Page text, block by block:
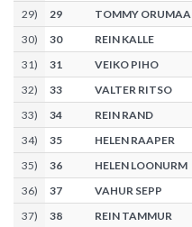
29) 29
TOMMY ORUMAA
30) 30
REIN KALLE
31) 31
VEIKO PIHO
32) 33
VALTER RITSO
33) 34
REIN RAND
34) 35
HELEN RAAPER
35) 36
HELEN LOONURM
36) 37
VAHUR SEPP
37) 38
REIN TAMMUR